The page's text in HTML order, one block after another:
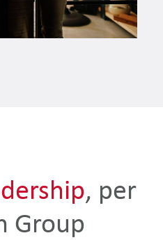
, per
Group